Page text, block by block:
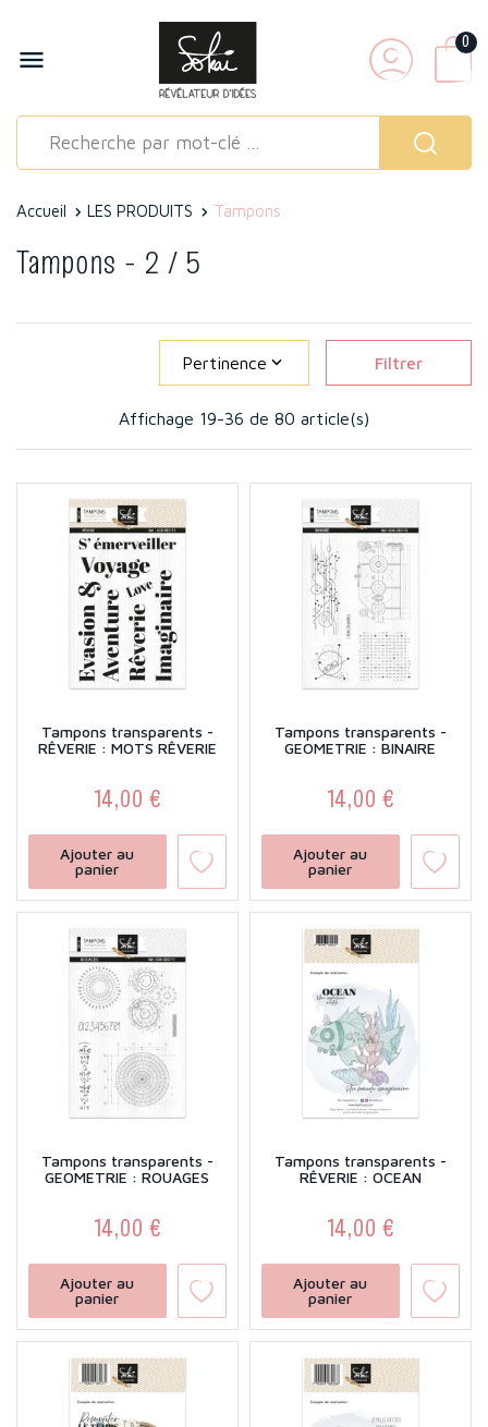

0
Accueil LES PRODUITS Tampons
Tampons - 2 / 5
Pertinence  Filtrer
Affichage 19-36 de 80 article(s)
Tampons transparents -
RÊVERIE : MOTS RÊVERIE
Prix
14,00 €
Ajouter au
panier
Tampons transparents -
GEOMETRIE : BINAIRE
Prix
14,00 €
Ajouter au
panier
Tampons transparents -
GEOMETRIE : ROUAGES
Prix
14,00 €
Ajouter au
panier
Tampons transparents -
RÊVERIE : OCEAN
Prix
14,00 €
Ajouter au
panier